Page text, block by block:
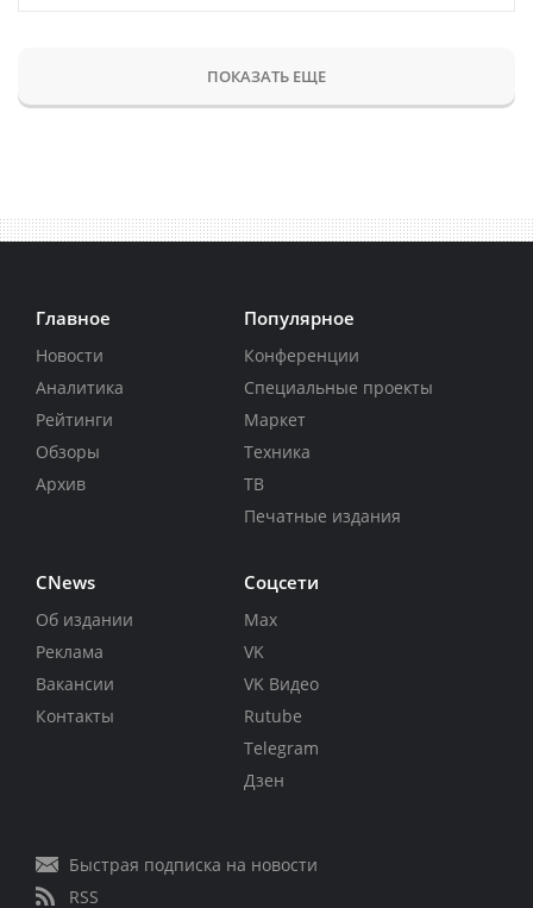
ПОКАЗАТЬ ЕЩЕ
Главное
Новости
Аналитика
Рейтинги
Обзоры
Архив
Популярное
Конференции
Специальные проекты
Маркет
Техника
ТВ
Печатные издания
CNews
Об издании
Реклама
Вакансии
Контакты
Соцсети
Max
VK
VK Видео
Rutube
Telegram
Дзен
Быстрая подписка на новости
RSS